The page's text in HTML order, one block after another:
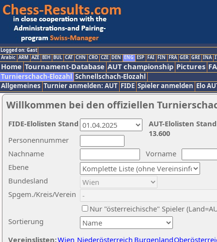
Logged on: Gast
Arabic ARM AZE BIH BUL CAT CHN CRO CZE DEN ENG ESP FAI FIN FRA GER GRE INA
Home Tournament-Database AUT championship Pictures
Turnierschach-Elozahl Schnellschach-Elozahl
Allgemeines Turnier anmelden: AUT FIDE Spieler anmelden Elo
Willkommen bei den offiziellen
Nachname
Vorname
Ebene
Sortierung
Personennummer
Bundesland
Spgem./Kreis/Verein
Nur "österreichische" Spieler
Vereinslisten:Wien Niederösterreich Burgenland
AUT-Elolisten
13.600
FIDE-Elolisten Stand